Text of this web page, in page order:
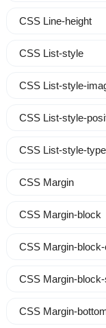
CSS Line-height
CSS List-style
CSS List-style-
CSS List-style-
CSS List-style-type
CSS Margin
CSS Margin-block
CSS Margin-
CSS Margin-
CSS Margin-